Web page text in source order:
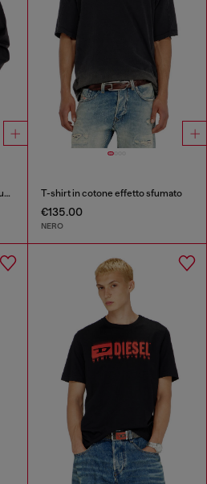
T-shirt a manica lunga con cappuccio in flanella T-shirt in cotone effetto sfumato
€135.00
NERO